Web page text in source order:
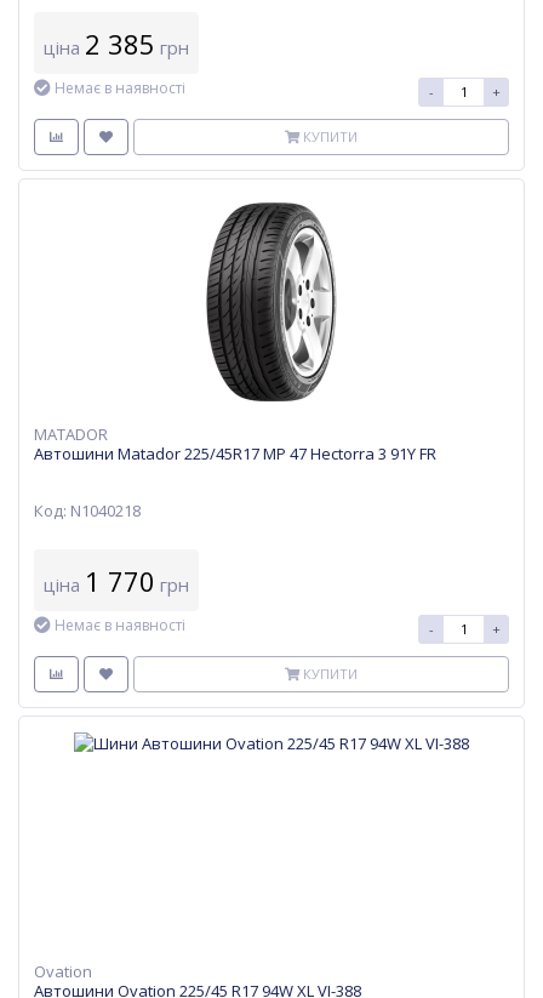
ціна 2 385 грн
Немає в наявності - +
КУПИТИ
MATADOR
Автошини Matador 225/45R17 MP 47 Hectorra 3 91Y FR
Код: N1040218
ціна 1 770 грн
Немає в наявності - +
КУПИТИ
Ovation
Автошини Ovation 225/45 R17 94W XL VI-388